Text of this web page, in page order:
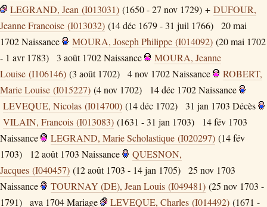
LEGRAND, Jean (I013031) (1650 - 27 nov 1729) + DUFOUR,
Jeanne Francoise (I013032) (14 déc 1679 - 31 juil 1766)
20 mai
1702Naissance MOURA, Joseph Philippe (I014092) (20 mai 1702
- 1 avr 1783)
3 août 1702Naissance
MOURA, Jeanne
Louise (I106146) (3 août 1702) 4 nov 1702Naissance
ROBERT,
Marie Louise (I015227) (4 nov 1702) 14 déc 1702Naissance
LEVEQUE, Nicolas (I014700) (14 déc 1702) 31 jan 1703 Décès
VILAIN, Francois (I013083) (1631 - 31 jan 1703)
14 fév 1703
Naissance
LEGRAND, Marie Scholastique (I020297) (14 fév
1703)
12 août 1703 Naissance
QUESNON,
Jacques (I040457) (12 août 1703 - 14 jan 1705)
25 nov 1703
Naissance
TOURNAY (DE), Jean Louis (I049481) (25 nov 1703 -
1791)
ava 1704Mariage LEVEQUE, Charles (I014492) (1671 -